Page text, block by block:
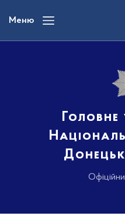
вмісту
Меню
Головне